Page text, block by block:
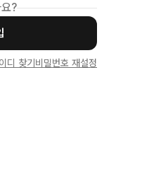
?
디 찾기 비밀번호 재설정